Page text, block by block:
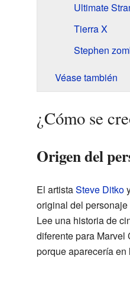
Ultimate
Tierra X
Stephen
Véase también
¿Cómo se
Origen del
El artistaSteve Ditko
original del
Lee una historia de
diferente para Marvel
porque aparecería en